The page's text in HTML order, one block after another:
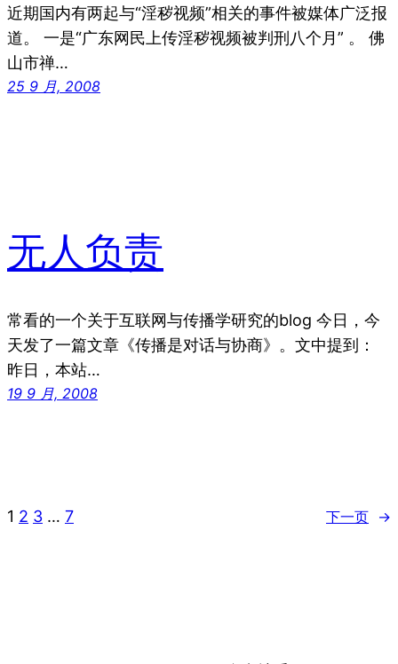
近期国内有两起与“淫秽视频”相关的事件被媒体广泛报
道。 一是“广东网民上传淫秽视频被判刑八个月” 。 佛
山市禅…
25 9 月, 2008
无人负责
常看的一个关于互联网与传播学研究的blog 今日，今
天发了一篇文章《传播是对话与协商》。文中提到：
昨日，本站…
19 9 月, 2008
1 2 3 … 7 下一页 →